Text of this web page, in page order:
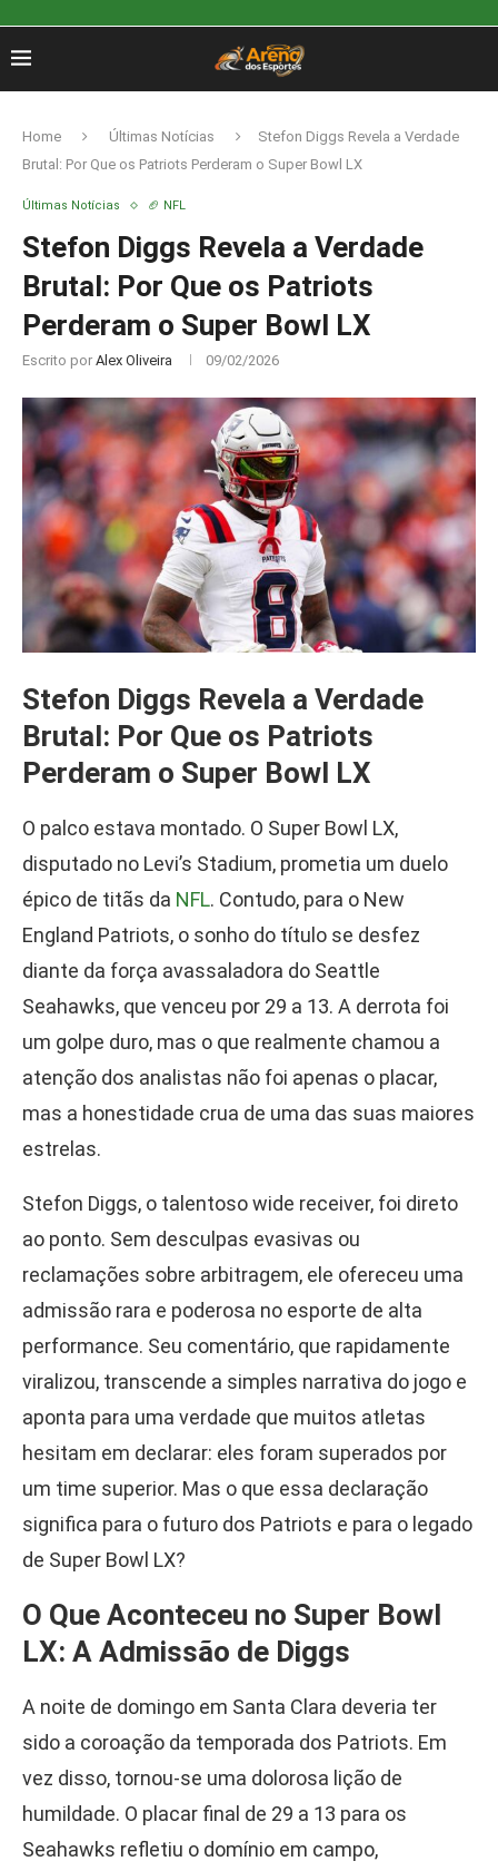
Home Últimas Notícias
Stefon Diggs Revela a Verdade
Brutal: Por Que os Patriots Perderam o Super Bowl LX
Últimas Notícias 🏈 NFL
Stefon Diggs Revela a Verdade
Brutal: Por Que os Patriots
Perderam o Super Bowl LX
Escrito por Alex Oliveira 09/02/2026
Stefon Diggs Revela a Verdade
Brutal: Por Que os Patriots
Perderam o Super Bowl LX
O palco estava montado. O Super Bowl LX,
disputado no Levi’s Stadium, prometia um duelo
épico de titãs da NFL. Contudo, para o New
England Patriots, o sonho do título se desfez
diante da força avassaladora do Seattle
Seahawks, que venceu por 29 a 13. A derrota foi
um golpe duro, mas o que realmente chamou a
atenção dos analistas não foi apenas o placar,
mas a honestidade crua de uma das suas maiores
estrelas.
Stefon Diggs, o talentoso wide receiver, foi direto
ao ponto. Sem desculpas evasivas ou
reclamações sobre arbitragem, ele ofereceu uma
admissão rara e poderosa no esporte de alta
performance. Seu comentário, que rapidamente
viralizou, transcende a simples narrativa do jogo e
aponta para uma verdade que muitos atletas
hesitam em declarar: eles foram superados por
um time superior. Mas o que essa declaração
significa para o futuro dos Patriots e para o legado
de Super Bowl LX?
O Que Aconteceu no Super Bowl
LX: A Admissão de Diggs
A noite de domingo em Santa Clara deveria ter
sido a coroação da temporada dos Patriots. Em
vez disso, tornou-se uma dolorosa lição de
humildade. O placar final de 29 a 13 para os
Seahawks refletiu o domínio em campo,